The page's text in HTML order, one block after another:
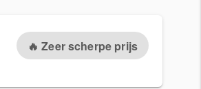
🔥 Zeer scherpe prijs